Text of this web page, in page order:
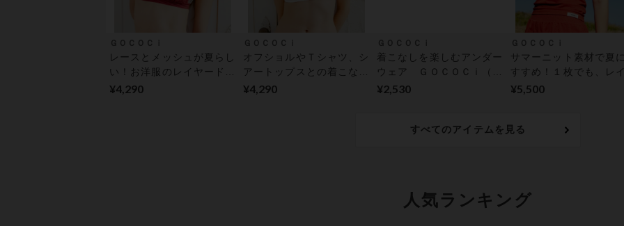
レースとメッシュが夏らし
い！お洋服のレイヤードア
イテムとしても活躍♪ ハー
¥4,290
オフショルやＴシャツ、シ
アートップスとの着こなし
に！ ハーフトップブラ
¥4,290
着こなしを楽しむアンダー
ウェア ＧＯＣＯＣｉ（ゴ
コチ） レディスショーツ
¥2,530
サマーニット素材で夏
すすめ！１枚でも、レイ
ードスタイルでも♪ ブラ
¥5,500
すべてのアイテムを見る
人気ランキング